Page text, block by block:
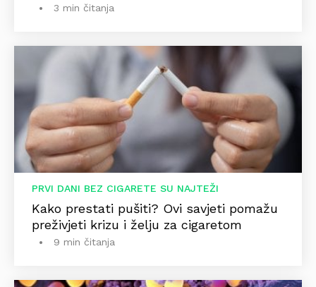
3 min čitanja
PRVI DANI BEZ CIGARETE SU NAJTEŽI
Kako prestati pušiti? Ovi savjeti pomažu
preživjeti krizu i želju za cigaretom
9 min čitanja